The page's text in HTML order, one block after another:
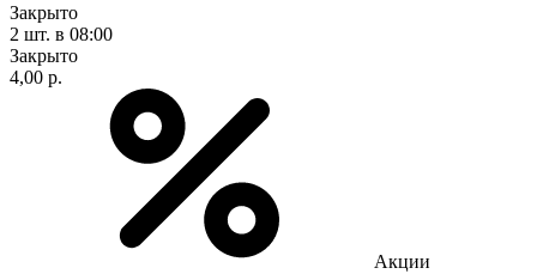
Закрыто
2 шт. в 08:00
Закрыто
4,00 р.
Акции